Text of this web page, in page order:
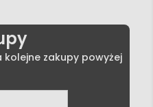
zakupy powyżej